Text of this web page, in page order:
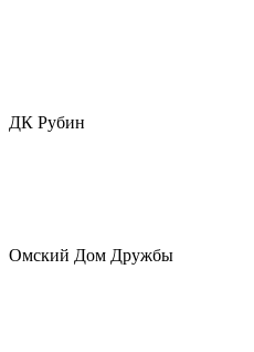
ДК Рубин
Омский Дом Дружбы